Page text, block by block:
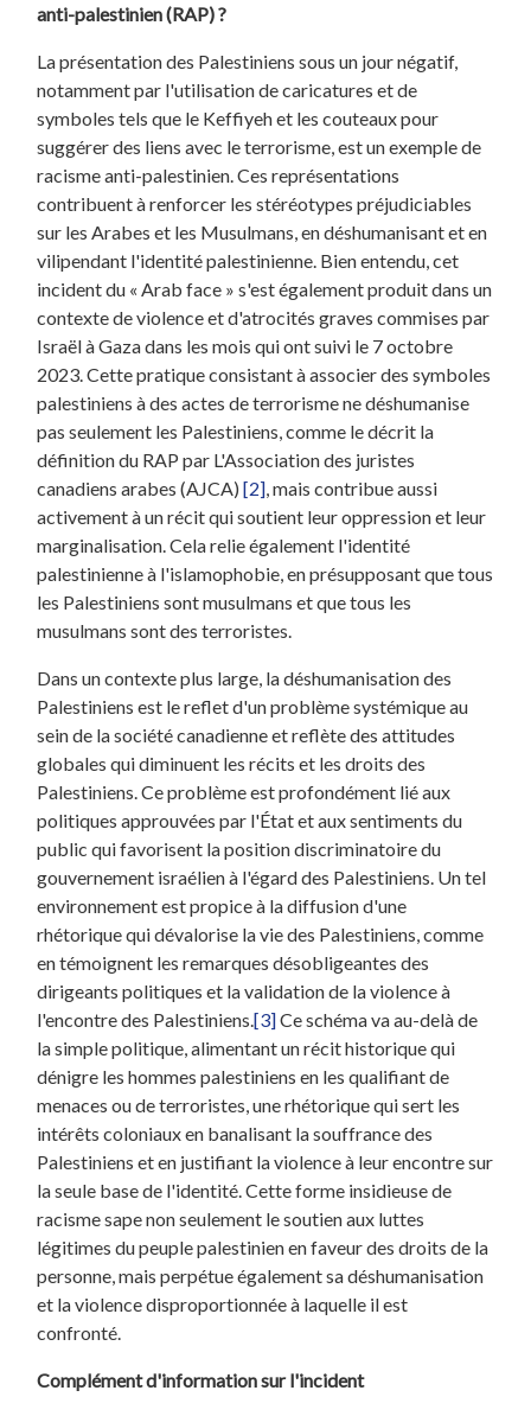
anti-palestinien (RAP) ?
La présentation des Palestiniens sous un jour négatif,
notamment par l'utilisation de caricatures et de
symboles tels que le Keffiyeh et les couteaux pour
suggérer des liens avec le terrorisme, est un exemple de
racisme anti-palestinien. Ces représentations
contribuent à renforcer les stéréotypes préjudiciables
sur les Arabes et les Musulmans, en déshumanisant et en
vilipendant l'identité palestinienne. Bien entendu, cet
incident du « Arab face » s'est également produit dans un
contexte de violence et d'atrocités graves commises par
Israël à Gaza dans les mois qui ont suivi le 7 octobre
2023. Cette pratique consistant à associer des symboles
palestiniens à des actes de terrorisme ne déshumanise
pas seulement les Palestiniens, comme le décrit la
définition du RAP par L'Association des juristes
canadiens arabes (AJCA)[2] , mais contribue aussi
activement à un récit qui soutient leur oppression et leur
marginalisation. Cela relie également l'identité
palestinienne à l'islamophobie, en présupposant que tous
les Palestiniens sont musulmans et que tous les
musulmans sont des terroristes.
Dans un contexte plus large, la déshumanisation des
Palestiniens est le reflet d'un problème systémique au
sein de la société canadienne et reflète des attitudes
globales qui diminuent les récits et les droits des
Palestiniens. Ce problème est profondément lié aux
politiques approuvées par l'État et aux sentiments du
public qui favorisent la position discriminatoire du
gouvernement israélien à l'égard des Palestiniens. Un tel
environnement est propice à la diffusion d'une
rhétorique qui dévalorise la vie des Palestiniens, comme
en témoignent les remarques désobligeantes des
dirigeants politiques et la validation de la violence à
l'encontre des Palestiniens.[3]Ce schéma va au-delà de
la simple politique, alimentant un récit historique qui
dénigre les hommes palestiniens en les qualifiant de
menaces ou de terroristes, une rhétorique qui sert les
intérêts coloniaux en banalisant la souffrance des
Palestiniens et en justifiant la violence à leur encontre sur
la seule base de l'identité. Cette forme insidieuse de
racisme sape non seulement le soutien aux luttes
légitimes du peuple palestinien en faveur des droits de la
personne, mais perpétue également sa déshumanisation
et la violence disproportionnée à laquelle il est
confronté.
Complément d'information sur l'incident